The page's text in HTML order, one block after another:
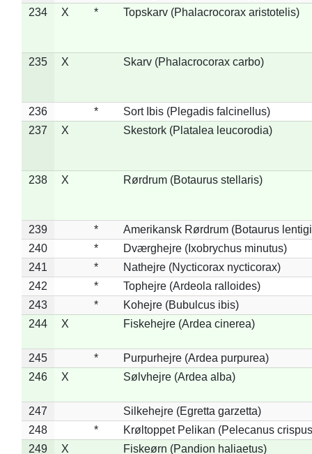
234
X * Topskarv (Phalacrocorax aristotelis)
235 X Skarv (Phalacrocorax carbo)
236 *
Sort Ibis (Plegadis falcinellus)
237
X Skestork (Platalea leucorodia)
238 X Rørdrum (Botaurus stellaris)
239 *
Amerikansk Rørdrum (Botaurus
240
*
Dværghejre (Ixobrychus minutus)
241
*
Nathejre (Nycticorax nycticorax)
242
*
Tophejre (Ardeola ralloides)
243
*
Kohejre (Bubulcus ibis)
244
X Fiskehejre (Ardea cinerea)
245 *
Purpurhejre (Ardea purpurea)
246
X Sølvhejre (Ardea alba)
247
Silkehejre (Egretta garzetta)
248
*
Krøltoppet Pelikan (Pelecanus
249
X Fiskeørn (Pandion haliaetus)